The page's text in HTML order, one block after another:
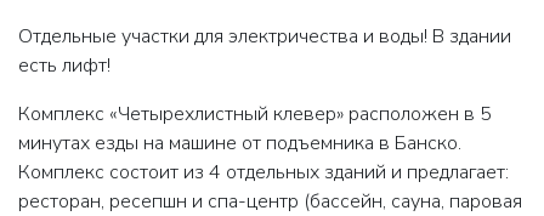
Отдельные участки для электричества и воды! В здании
есть лифт!
Комплекс «Четырехлистный клевер» расположен в 5
минутах езды на машине от подъемника в Банско.
Комплекс состоит из 4 отдельных зданий и предлагает:
ресторан, ресепшн и спа-центр (бассейн, сауна, паровая